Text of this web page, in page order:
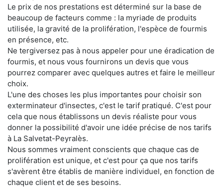
Le prix de nos prestations est déterminé sur la base de
beaucoup de facteurs comme : la myriade de produits
utilisée, la gravité de la prolifération, l'espèce de fourmis
en présence, etc.
Ne tergiversez pas à nous appeler pour une éradication de
fourmis, et nous vous fournirons un devis que vous
pourrez comparer avec quelques autres et faire le meilleur
choix.
L'une des choses les plus importantes pour choisir son
exterminateur d'insectes, c'est le tarif pratiqué. C'est pour
cela que nous établissons un devis réaliste pour vous
donner la possibilité d'avoir une idée précise de nos tarifs
à La Salvetat-Peyralès.
Nous sommes vraiment conscients que chaque cas de
prolifération est unique, et c'est pour ça que nos tarifs
s'avèrent être établis de manière individuel, en fonction de
chaque client et de ses besoins.